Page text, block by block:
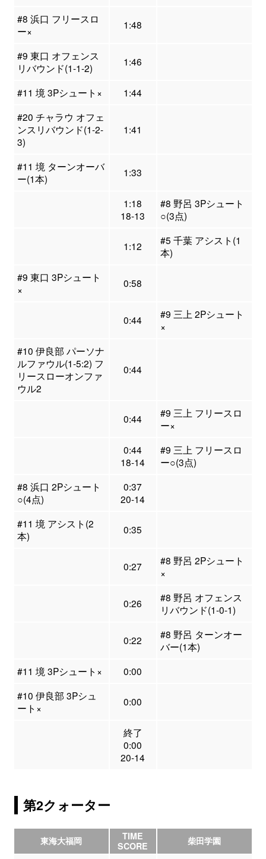
#8 浜口 フリースロ
ー×
1:48
#9 東口 オフェンス
リバウンド(1-1-2)
1:46
#11 境 3Pシュート×
1:44
#20 チャラウ オフェ
ンスリバウンド(1-2-
3)
1:41
#11 境 ターンオーバ
ー(1本)
1:33
1:18
18-13
#8 野呂 3Pシュート
○(3点)
1:12
#5 千葉 アシスト(1
本)
#9 東口 3Pシュート
×
0:58
0:44
#9 三上 2Pシュート
×
#10 伊良部 パーソナ
ルファウル(1-5:2) フ
リースローオンファ
ウル2
0:44
0:44
#9 三上 フリースロ
ー×
0:44
18-14
#9 三上 フリースロ
ー○(3点)
#8 浜口 2Pシュート
○(4点)
0:37
20-14
#11 境 アシスト(2
本)
0:35
0:27
#8 野呂 2Pシュート
×
0:26
#8 野呂 オフェンス
リバウンド(1-0-1)
0:22
#8 野呂 ターンオー
バー(1本)
#11 境 3Pシュート×
0:00
#10 伊良部 3Pシュ
ート×
0:00
終了
0:00
20-14
第2クォーター
東海大福岡
TIME
SCORE
柴田学園